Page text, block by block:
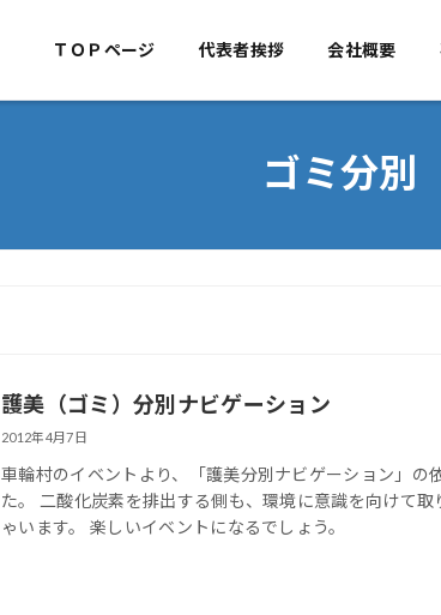
TOPページ
ＴＯＰページ 代表者挨拶 会社概要
ゴミ分別
護美（ゴミ）分別ナビゲーション
2012年4月7日
車輪村のイベントより、「護美分別ナビゲーション」の
た。 二酸化炭素を排出する側も、環境に意識を向けて取
ゃいます。 楽しいイベントになるでしょう。